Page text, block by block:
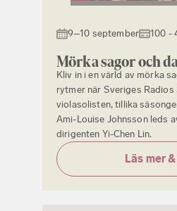
9–10 september 100 -
Mörka sagor och
Kliv in i en värld av mörka
rytmer när Sveriges
violasolisten, tillika
Ami-Louise Johnsson leds
dirigenten Yi-Chen Lin.
Läs mer